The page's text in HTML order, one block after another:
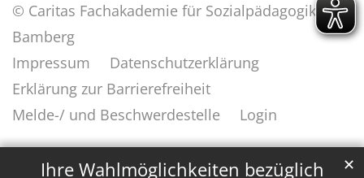
Ihre Wahlmöglichkeiten bezüglich
✕
© Caritas Fachakademie für Sozialpädagogik
Bamberg
Impressum
Datenschutzerklärung
Erklärung zur Barrierefreiheit
Melde-/ und Beschwerdestelle
Login